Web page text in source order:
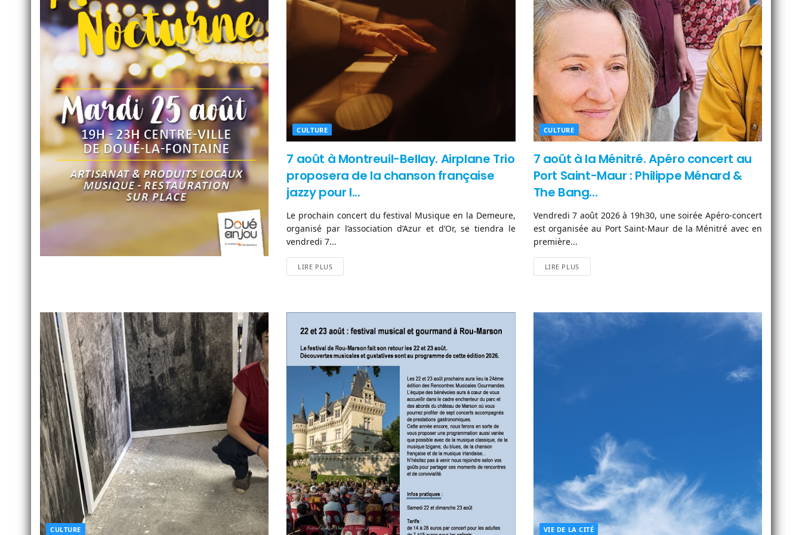
CULTURE
7 août à Montreuil-Bellay. Airplane Trio
proposera de la chanson française
jazzy pour l...
Le prochain concert du festival Musique en la Demeure,
organisé par l’association d’Azur et d’Or, se tiendra le
vendredi 7...
LIRE PLUS
CULTURE
7 août à la Ménitré. Apéro concert au
Port Saint-Maur : Philippe Ménard &
The Bang...
Vendredi 7 août 2026 à 19h30, une soirée Apéro-concert
est organisée au Port Saint-Maur de la Ménitré avec en
première...
LIRE PLUS
CULTURE VIE DE LA CITÉ